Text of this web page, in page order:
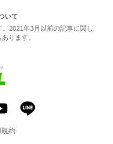
いて
2021年3月以前の記事に関し
ります。
約